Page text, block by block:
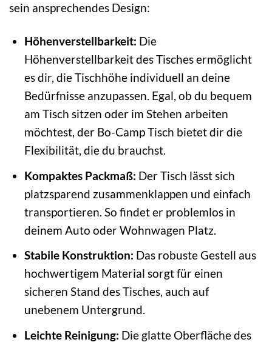
sein ansprechendes Design:
Höhenverstellbarkeit: Die
Höhenverstellbarkeit des Tisches ermöglicht
es dir, die Tischhöhe individuell an deine
Bedürfnisse anzupassen. Egal, ob du bequem
am Tisch sitzen oder im Stehen arbeiten
möchtest, der Bo-Camp Tisch bietet dir die
Flexibilität, die du brauchst.
Kompaktes Packmaß: Der Tisch lässt sich
platzsparend zusammenklappen und einfach
transportieren. So findet er problemlos in
deinem Auto oder Wohnwagen Platz.
Stabile Konstruktion: Das robuste Gestell aus
hochwertigem Material sorgt für einen
sicheren Stand des Tisches, auch auf
unebenem Untergrund.
Leichte Reinigung: Die glatte Oberfläche des